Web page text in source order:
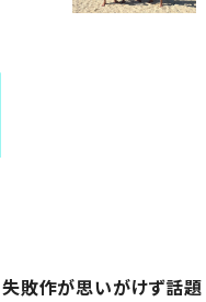
失敗作が思いがけず話題